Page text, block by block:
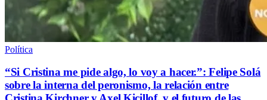
Política
“Si Cristina me pide algo, lo voy a hacer.”: Felipe Solá
sobre la interna del peronismo, la relación entre